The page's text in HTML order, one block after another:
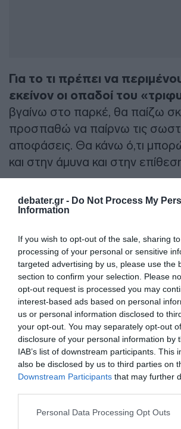
debater.gr - Do Not Process My
Information
If you wish to opt-out of the sale, sharing
processing of your personal or sensitive
targeted advertising by us, please use the
section to confirm your selection. Please
opt-out request is processed you may
interest-based ads based on personal
us or personal information disclosed to
your opt-out. You may separately opt-out
disclosure of your personal information by
IAB’s list of downstream participants. This
also be disclosed by us to third parties on
Downstream Participants that may further
Please note that this website/app uses one
Personal Data Processing Opt Outs
Για το τι πρέπει να
εκείνον οι οπαδοί του
βγαίνω στο παρκέ, θα παίζω
προσπαθώ να παίρνω τις
αποφάσεις. Θα κάνω ό,τι μπορώ
και στην άμυνα και στην
Προσθήκη ως
Ειδήσεις σήμερα
Η Ελλάδα στις κορυφαίες
Ευρωπαίων ταξιδιωτών,
έρευνα του ΕΟΤ
Συντάξεις Σεπτεμβρίου
αναμένεται να πληρωθούν
μισθωτοί
Πάνω από 300 έλεγχοι στις
drones και MyCoast –